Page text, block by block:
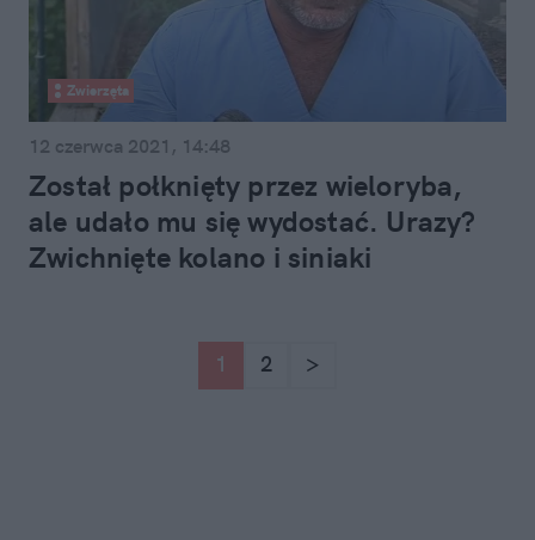
Zwierzęta
12 czerwca 2021, 14:48
Został połknięty przez wieloryba,
ale udało mu się wydostać. Urazy?
Zwichnięte kolano i siniaki
1 2 >